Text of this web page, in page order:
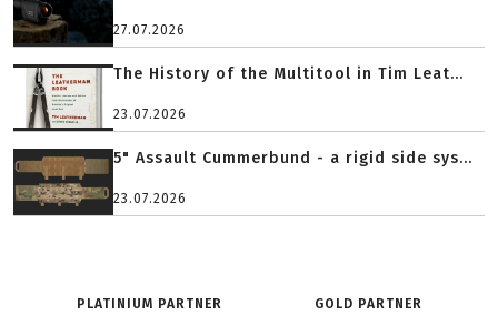
27.07.2026
The History of the Multitool in Tim Leat...
23.07.2026
5" Assault Cummerbund - a rigid side sys...
23.07.2026
PLATINIUM PARTNER GOLD PARTNER